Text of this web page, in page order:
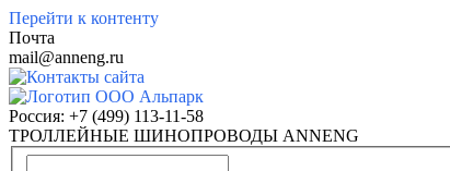
Перейти к контенту
Почта
mail@anneng.ru
Россия: +7 (499) 113-11-58
ТРОЛЛЕЙНЫЕ ШИНОПРОВОДЫ ANNENG